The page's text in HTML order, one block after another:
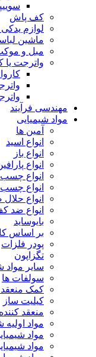
کف پاش
لوازم
ماشین
مبل و
واترجت یا
مهندسی فرآیند
مواد شیمیایی
آمین ها
انواع اسید
انواع باز
انواع
انواع
انواع
انواع
انواع ضد
بایوساید
بر اساس
پودر فلزات
تگزاپون
سایر مواد
سولفات ها
کمک منعقد
کیلیت ساز
منعقد
مواد اولیه
مواد
مواد